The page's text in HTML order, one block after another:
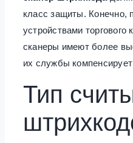
класс защиты. Конечно,
устройствами торгового
сканеры имеют более
их службы
Тип